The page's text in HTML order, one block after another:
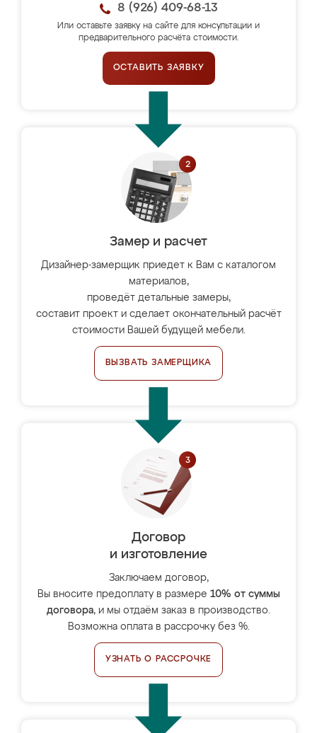
8 (926) 409-68-13
Или оставьте заявку на сайте для консультации и
предварительного расчёта стоимости.
ОСТАВИТЬ ЗАЯВКУ
Замер и расчет
Дизайнер-замерщик приедет к Вам с каталогом
материалов,
проведёт детальные замеры,
составит проект и сделает окончательный расчёт
стоимости Вашей будущей мебели.
ВЫЗВАТЬ ЗАМЕРЩИКА
Договор
и изготовление
Заключаем договор,
Вы вносите предоплату в размере 10% от суммы
договора, и мы отдаём заказ в производство.
Возможна оплата в рассрочку без %.
УЗНАТЬ О РАССРОЧКЕ